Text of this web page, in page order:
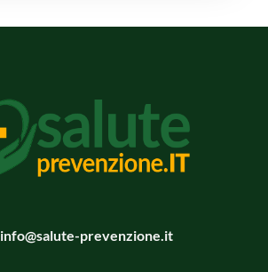
info@salute-prevenzione.it